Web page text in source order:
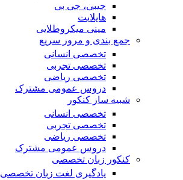
جیبی، جی بی
هایلایت
مینی میکروطلایی
جمع بندی و مرور سریع
تخصصی انسانی
تخصصی تجربی
تخصصی ریاضی
دروس عمومی مشترک
شبیه ساز کنکور
تخصصی انسانی
تخصصی تجربی
تخصصی ریاضی
دروس عمومی مشترک
کنکور زبان تخصصی
یادگیری لغت زبان تخصصی